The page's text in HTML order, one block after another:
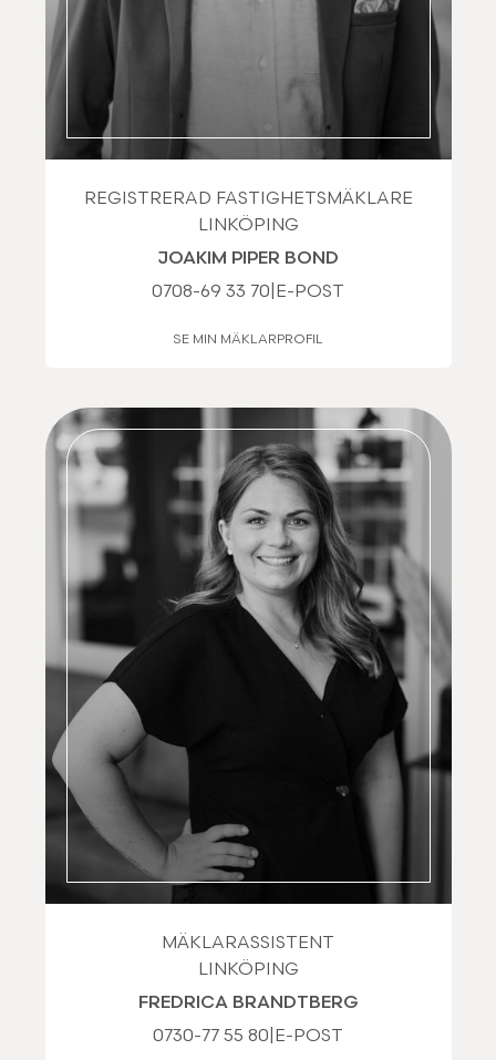
REGISTRERAD FASTIGHETSMÄKLARE
LINKÖPING
JOAKIM PIPER BOND
0708-69 33 70 E-POST
SE MIN MÄKLARPROFIL
MÄKLARASSISTENT
LINKÖPING
FREDRICA BRANDTBERG
0730-77 55 80 E-POST